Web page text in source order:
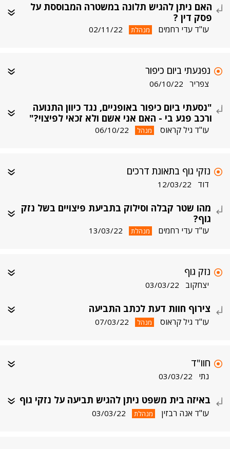
האם ניתן להגיש תלונה במשטרה המבוססת על
פסק דין ?
עו"ד עדי רחמים מנהלת 02/11/22
נפגעתי ביום כיפור
צפריר 06/10/22
"נסעתי ביום כיפור באופניים, נגד כיוון התנועה
ורכב פגע בי - האם אני אשם ולא זכאי לפיצוי?"
עו"ד גיל קראוס מנהל 06/10/22
נזקי גוף בתאונת דרכים
דוד 12/03/22
מהו שטר קבלה וסילוק בתביעת פיצויים בשל נזק
גוף?
עו"ד עדי רחמים מנהלת 13/03/22
נזק גוף
יצחקוב 03/03/22
צירוף חוות דעת לכתב התביעה
עו"ד גיל קראוס מנהל 07/03/22
חוו"ד
נתי 03/03/22
באיזה בית משפט ניתן להגיש תביעה על נזקי גוף
עו"ד אנה רבזין מנהלת 03/03/22